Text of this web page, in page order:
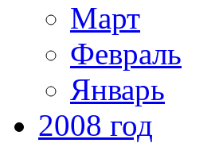
Март
Февраль
Январь
2008 год